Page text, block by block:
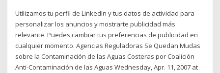
Utilizamos tu perfil de LinkedIn y tus datos de actividad para
personalizar los anuncios y mostrarte publicidad más
relevante. Puedes cambiar tus preferencias de publicidad en
cualquier momento. Agencias Reguladoras Se Quedan Mudas
sobre la Contaminación de las Aguas Costeras por Coalición
Anti-Contaminación de las Aguas Wednesday, Apr. 11, 2007 at